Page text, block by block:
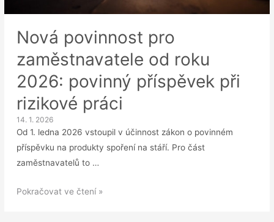
Nová povinnost pro
zaměstnavatele od roku
2026: povinný příspěvek při
rizikové práci
14. 1. 2026
Od 1. ledna 2026 vstoupil v účinnost zákon o povinném
příspěvku na produkty spoření na stáří. Pro část
zaměstnavatelů to …
Nová
Pokračovat ve čtení »